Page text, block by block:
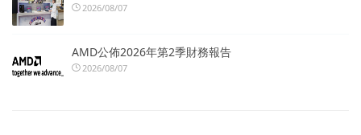
2026/08/07
AMD公佈2026年第2季財務報告
2026/08/07